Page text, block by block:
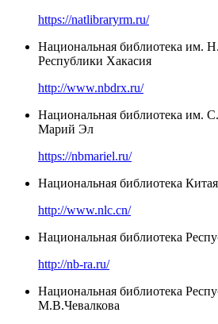
https://natlibraryrm.ru/
Национальная библиотека им.
Республики Хакасия
http://www.nbdrx.ru/
Национальная библиотека им.
Марий Эл
https://nbmariel.ru/
Национальная библиотека Китая
http://www.nlc.cn/
Национальная библиотека
http://nb-ra.ru/
Национальная библиотека
М.В.Чевалкова